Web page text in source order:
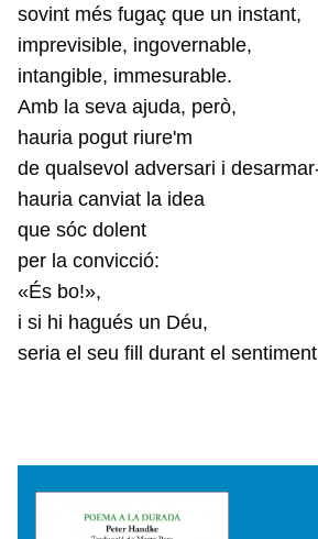
sovint més fugaç que un instant,
imprevisible, ingovernable,
intangible, immesurable.
Amb la seva ajuda, però,
hauria pogut riure'm
de qualsevol adversari i
hauria canviat la idea
que sóc dolent
per la convicció:
«És bo!»,
i si hi hagués un Déu,
seria el seu fill durant el